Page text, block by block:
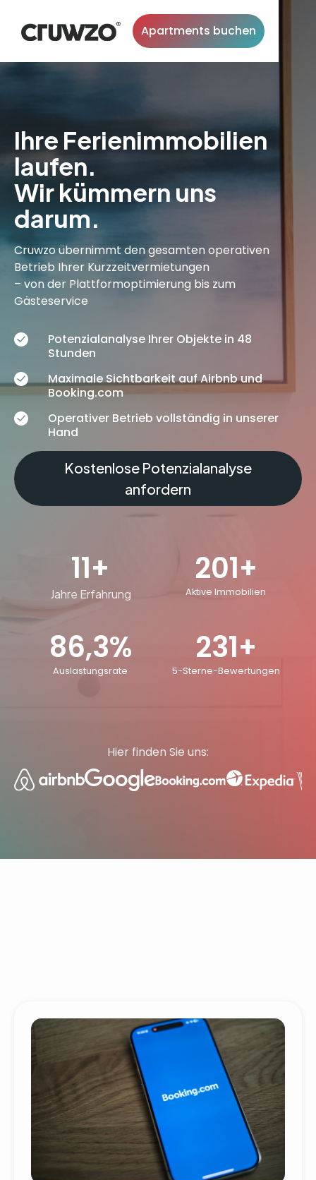
Apartments buchen
Ihre Ferienimmobilien
laufen.
Wir kümmern uns
darum.
Cruwzo übernimmt den gesamten operativen
Betrieb Ihrer Kurzzeitvermietungen
– von der Plattformoptimierung bis zum
Gästeservice
Potenzialanalyse Ihrer Objekte in 48
Stunden
Maximale Sichtbarkeit auf Airbnb und
Booking.com
Operativer Betrieb vollständig in unserer
Hand
Kostenlose Potenzialanalyse
anfordern
11+
Jahre Erfahrung
201+
Aktive Immobilien
86,3%
Auslastungsrate
231+
5-Sterne-Bewertungen
Hier finden Sie uns: